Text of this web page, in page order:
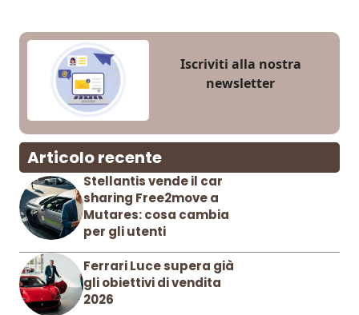
Iscriviti alla nostra
newsletter
Articolo recente
Stellantis vende il car
sharing Free2move a
Mutares: cosa cambia
per gli utenti
Ferrari Luce supera già
gli obiettivi di vendita
2026